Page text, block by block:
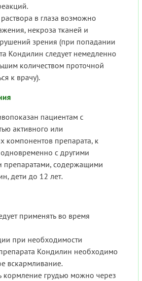
в глаза возможно
некроза тканей и
зрения (при попадании
Кондилин следует немедленно
количеством проточной
к врачу).
пациентам с
активного или
компонентов препарата, к
с другими
препаратами, содержащими
дети до 12 лет.
применять во время
при необходимости
Кондилин необходимо
вскармливание.
кормление грудью можно через